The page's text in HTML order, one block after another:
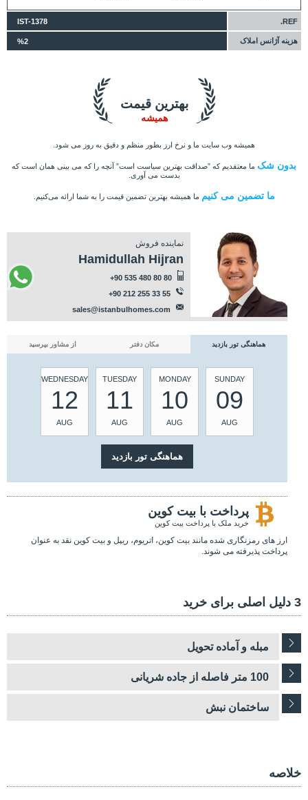
REF.
IST-1378
هزینه آژانس املاک %2
همیشه
بهترین قیمت
همیشه وب سایت ما و نرخ ارز بطور منظم و دقیق به روز می شود.
بدون شک ما معتقدیم که ”صداقت بهترین سیاست است” آنچه را که می بینی همان است که
بدست می آوری.
ما تضمین می کنیم ما همیشه بهترین تضمین قیمت را به شما ارائه می‌کنیم.
نماینده فروش
Hamidullah Hijran
+90 535 480 80 80
+90 212 255 33 55
sales@istanbulhomes.com
هماهنگی تور بازدید مکان دفتر از مشاور بپرسید
SUNDAY
09
AUG
MONDAY
10
AUG
TUESDAY
11
AUG
WEDNESDAY
12
AUG
پرداخت با بیت کوین
خرید ملک با پرداخت بیت کوین
ارز های رمزنگاری شده مانند بیت کوین، اتریوم، ریپل و بیت کوین نقد به عنوان
پرداخت پذیرفته می شوند.
3 دلیل اصلی برای خرید
مبله و آماده تحویل
100 متر فاصله از جاده شریانی
ساختمان نبش
خلاصه